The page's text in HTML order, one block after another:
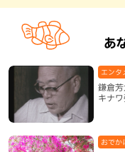
あ
鎌倉
キナワ
エンタ
おでか